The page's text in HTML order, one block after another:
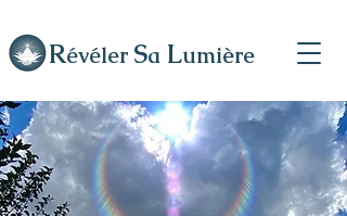
Révéler Sa Lumière